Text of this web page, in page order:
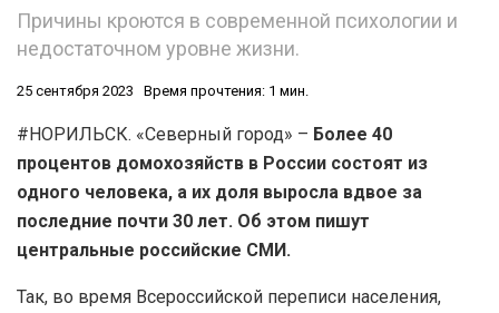
Причины кроются в современной психологии и
недостаточном уровне жизни.
25 сентября 2023 Время прочтения: 1 мин.
#НОРИЛЬСК. «Северный город» – Более 40
процентов домохозяйств в России состоят из
одного человека, а их доля выросла вдвое за
последние почти 30 лет. Об этом пишут
центральные российские СМИ.
Так, во время Всероссийской переписи населения,